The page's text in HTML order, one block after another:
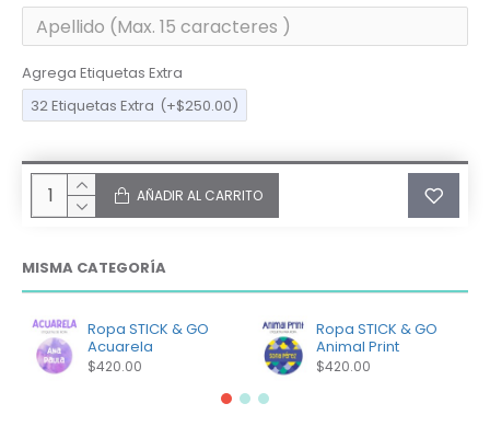
Agrega Etiquetas Extra
32 Etiquetas Extra (+$250.00)
AÑADIR AL CARRITO
MISMA CATEGORÍA
Ropa STICK & GO
Acuarela
$420.00
Ropa STICK & GO
Animal Print
$420.00